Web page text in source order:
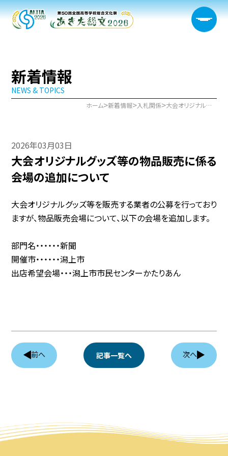
大会概要
部門情報
生徒実行委員会
観光情報
広報デザイン・デザインガイド
サイトポリシー
ホーム>新着情報>入札関係> 大会オリジナルグッズ等の物品販売に係る会場の追加について
新着情報
NEWS & TOPICS
2026年03月03日
大会オリジナルグッズ等の物品販売に係る
会場の追加について
大会オリジナルグッズ等を販売する業者の公募を行っており
ますが、物品販売会場について、以下の会場を追加します。
部門名・・・・・・新聞
開催市・・・・・・潟上市
出店希望会場・・・潟上市市民センターかたりあん
前へ 記事一覧へ 次へ